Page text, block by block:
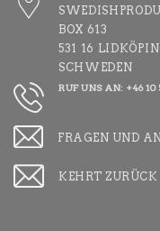
BOX 613
531 16
SCHWEDEN
RUF UNS AN: +46 10
FRAGEN UND
KEHRT ZURÜCK